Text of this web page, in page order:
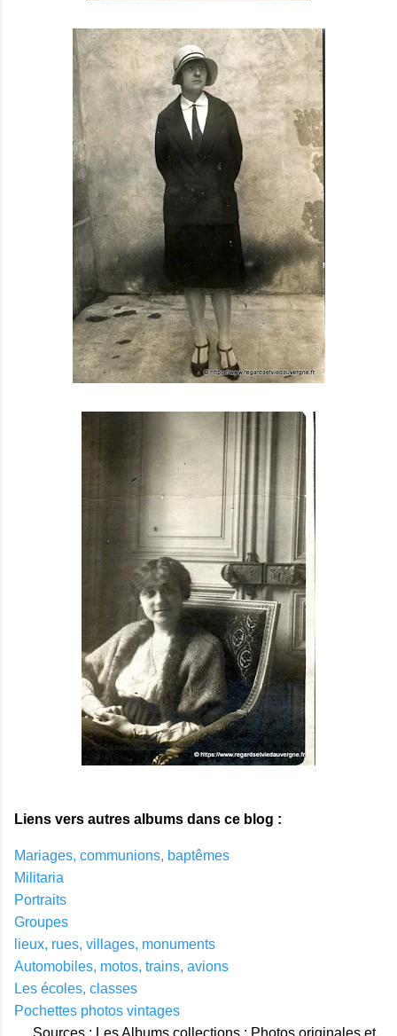
Liens vers autres albums dans ce blog :
Mariages, communions, baptêmes
Militaria
Portraits
Groupes
lieux, rues, villages, monuments
Automobiles, motos, trains, avions
Les écoles, classes
Pochettes photos vintages
Sources : Les Albums collections : Photos originales et